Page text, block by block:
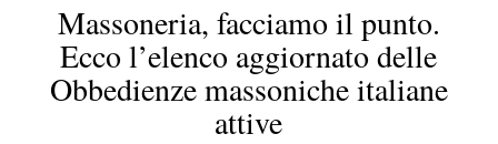
Massoneria, facciamo il punto.
Ecco l’elenco aggiornato delle
Obbedienze massoniche italiane
attive